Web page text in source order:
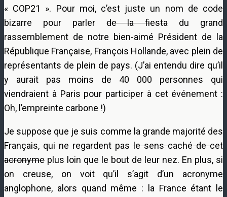
« COP21 ». Pour moi, c’est juste un nom de code
bizarre pour parlerde la fiestadu grand
rassemblement de notre bien-aimé Président de la
République Française, François Hollande, avec plein de
représentants de plein de pays. (J’ai entendu dire qu’il
y aurait pas moins de 40 000 personnes qui
viendraient à Paris pour participer à cet événement :
Oh, l’empreinte carbone !)
Je suppose que je suis comme la grande majorité des
Français, qui ne regardent pas le sens caché de cet
acronyme plus loin que le bout de leur nez. En plus, si
on creuse, on voit qu’il s’agit d’un acronyme
anglophone, alors quand même : la France étant le